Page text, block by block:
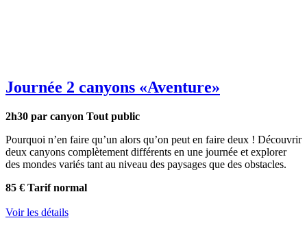
Journée 2 canyons «Aventure»
2h30 par canyon Tout public
Pourquoi n’en faire qu’un alors qu’on peut en faire deux ! Découvrir
deux canyons complètement différents en une journée et explorer
des mondes variés tant au niveau des paysages que des obstacles.
85 € Tarif normal
Voir les détails